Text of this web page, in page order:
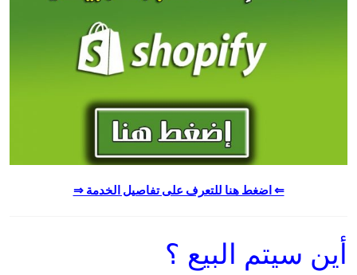
⇐ اضغط هنا للتعرف على تفاصيل الخدمة ⇒
أين سيتم البيع ؟